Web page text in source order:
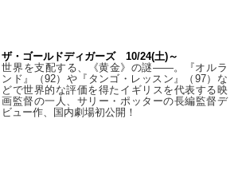
ザ・ゴールドディガーズ 10/24(土)～
世界を支配する、《黄金》の謎――。『オルラ
ンド』（92）や『タンゴ・レッスン』（97）な
どで世界的な評価を得たイギリスを代表する映
画監督の一人、サリー・ポッターの長編監督デ
ビュー作、国内劇場初公開！